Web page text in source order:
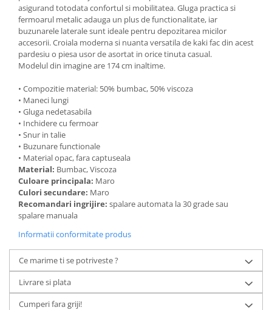
asigurand totodata confortul si mobilitatea. Gluga practica si
fermoarul metalic adauga un plus de functionalitate, iar
buzunarele laterale sunt ideale pentru depozitarea micilor
accesorii. Croiala moderna si nuanta versatila de kaki fac din acest
pardesiu o piesa usor de asortat in orice tinuta casual.
Modelul din imagine are 174 cm inaltime.
• Compozitie material: 50% bumbac, 50% viscoza
• Maneci lungi
• Gluga nedetasabila
• Inchidere cu fermoar
• Snur in talie
• Buzunare functionale
• Material opac, fara captuseala
Material: Bumbac, Viscoza
Culoare principala: Maro
Culori secundare: Maro
Recomandari ingrijire: spalare automata la 30 grade sau
spalare manuala
Informatii conformitate produs
Ce marime ti se potriveste ?
Livrare si plata
Cumperi fara griji!